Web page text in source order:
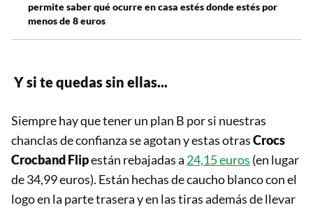
permite saber qué ocurre en casa estés donde estés por
menos de 8 euros
Y si te quedas sin ellas...
Siempre hay que tener un plan B por si nuestras
chanclas de confianza se agotan y estas otrasCrocs
Crocband Flipestán rebajadas a 24,15 euros (en lugar
de 34,99 euros). Están hechas de caucho blanco con el
logo en la parte trasera y en las tiras además de llevar